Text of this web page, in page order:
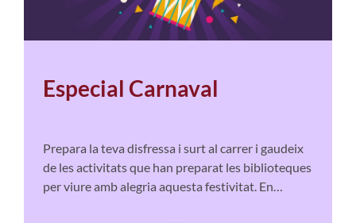
Especial Carnaval
Prepara la teva disfressa i surt al carrer i gaudeix
de les activitats que han preparat les biblioteques
per viure amb alegria aquesta festivitat. En